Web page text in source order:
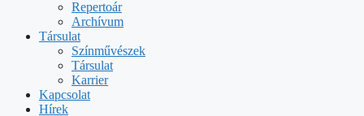
Repertoár
Archívum
Társulat
Színművészek
Társulat
Karrier
Kapcsolat
Hírek